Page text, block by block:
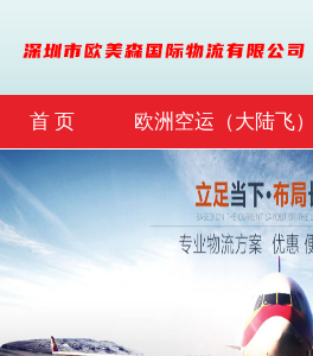
首 页 欧洲空运（大陆飞）
联系我们